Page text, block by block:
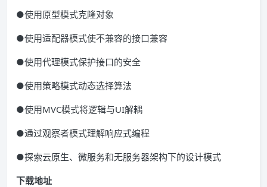
●使用原型模式克隆对象
●使用适配器模式使不兼容的接口兼容
●使用代理模式保护接口的安全
●使用策略模式动态选择算法
●使用MVC模式将逻辑与UI解耦
●通过观察者模式理解响应式编程
●探索云原生、微服务和无服务器架构下的设计模式
下载地址